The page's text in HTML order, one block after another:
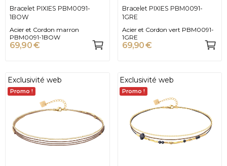
Bracelet PIXIES PBM0091-
1BOW
Acier et Cordon marron
PBM0091-1BOW
69,90 €
Bracelet PIXIES PBM0091-
1GRE
Acier et Cordon vert PBM0091-
1GRE
69,90 €
Exclusivité web
Promo !
Exclusivité web
Promo !